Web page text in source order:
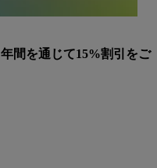
年間を通じて15%割引をご